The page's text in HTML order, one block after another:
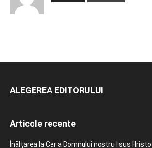
ALEGEREA EDITORULUI
Articole recente
Înălțarea la Cer a Domnului nostru Iisus